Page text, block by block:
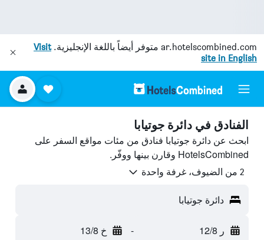
ar.hotelscombined.com متوفر أيضاً باللغة الإنجليزية.Visit
site in English
الفنادق في دائرة جوتيابا
ابحث عن دائرة جوتيابا فنادق من مئات مواقع السفر على
HotelsCombined وقارن بينها ووفّر.
2 من الضيوف، غرفة واحدة
دائرة جوتيابا
ر 12/8 - خ 13/8